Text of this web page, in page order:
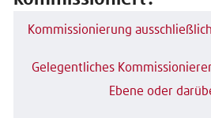
Kommissionierung
Gelegentliches
Ebene oder